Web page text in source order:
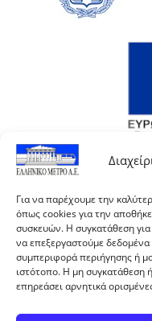
Για να παρέχουμε την
όπως cookies για την
συσκευών. Η συγκατάθεση για
να επεξεργαστούμε
συμπεριφορά περιήγησης ή
ιστότοπο. Η μη συγκατάθεση
επηρεάσει αρνητικά